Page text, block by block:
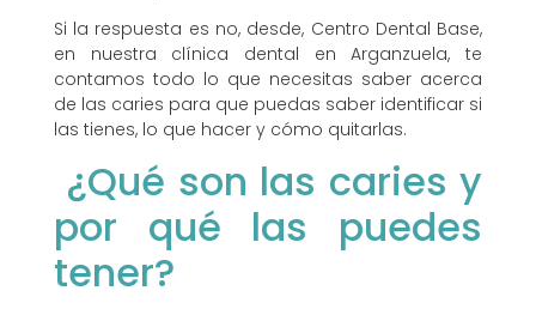
Si la respuesta es no, desde, Centro Dental Base,
en nuestra clínica dental en Arganzuela, te
contamos todo lo que necesitas saber acerca
de las caries para que puedas saber identificar si
las tienes, lo que hacer y cómo quitarlas.
¿Qué son las caries y
por qué las puedes
tener?